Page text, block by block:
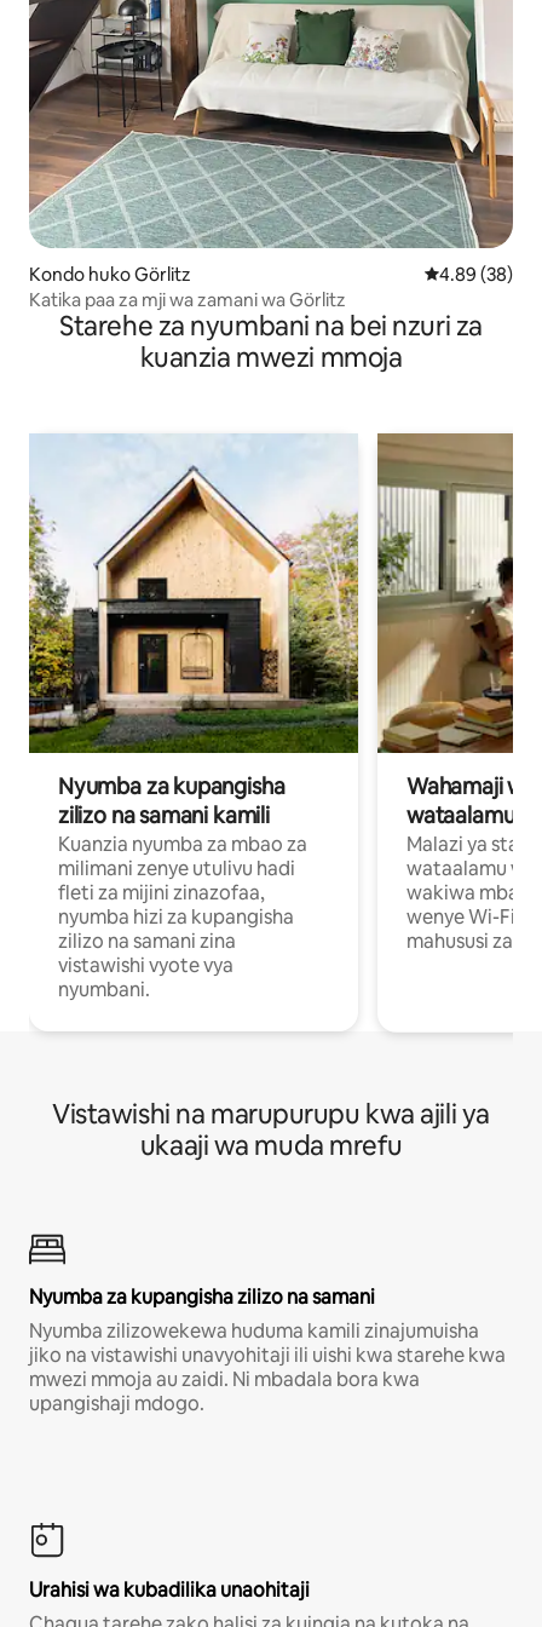
Kondo huko Görlitz Ukadiriaji wa
4.89 (38)
Katika paa za mji wa zamani wa Görlitz
Starehe za nyumbani na bei nzuri za
kuanzia mwezi mmoja
Nyumba za kupangisha
zilizo na samani kamili
Kuanzia nyumba za mbao za
milimani zenye utulivu hadi
fleti za mijini zinazofaa,
nyumba hizi za kupangisha
zilizo na samani zina
vistawishi vyote vya
nyumbani.
Wahamaji
wataalamu
Malazi ya
wataalamu
wakiwa mbali
wenye Wi-Fi
mahususi za
Vistawishi na marupurupu kwa ajili ya
ukaaji wa muda mrefu
Nyumba za kupangisha zilizo na samani
Nyumba zilizowekewa huduma kamili zinajumuisha
jiko na vistawishi unavyohitaji ili uishi kwa starehe kwa
mwezi mmoja au zaidi. Ni mbadala bora kwa
upangishaji mdogo.
Urahisi wa kubadilika unaohitaji